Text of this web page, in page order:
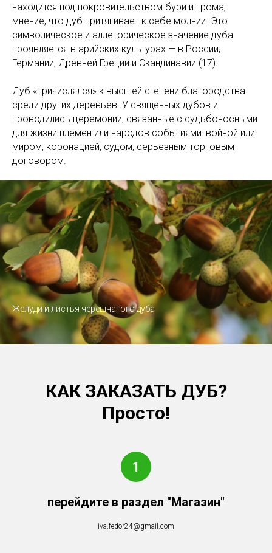
находится под покровительством бури и грома;
мнение, что дуб притягивает к себе молнии. Это
символическое и аллегорическое значение дуба
проявляется в арийских культурах — в России,
Германии, Древней Греции и Скандинавии (17).
Дуб «причислялся» к высшей степени благородства
среди других деревьев. У священных дубов и
проводились церемонии, связанные с судьбоносными
для жизни племен или народов событиями: войной или
миром, коронацией, судом, серьезным торговым
договором.
Желуди и листья черешчатого дуба
КАК ЗАКАЗАТЬ ДУБ?
Просто!
перейдите в раздел "Магазин"
iva.fedor24@gmail.com